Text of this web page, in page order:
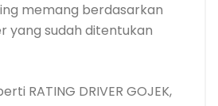
memang berdasarkan
yang sudah ditentukan
RATING DRIVER GOJEK,